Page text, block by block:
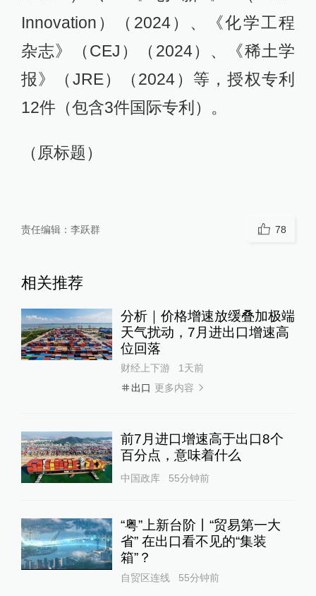
Innovation）（2024）、《化学工程
杂志》（CEJ）（2024）、《稀土学
报》（JRE）（2024）等，授权专利
12件（包含3件国际专利）。
（原标题）
责任编辑： 李跃群 78
相关推荐
分析｜价格增速放缓叠加极端
天气扰动，7月进出口增速高
位回落
财经上下游
1天前
出口 更多内容
前7月进口增速高于出口8个
百分点，意味着什么
中国政库 55分钟前
“粤”上新台阶丨“贸易第一大
省” 在出口看不见的“集装
箱”？
自贸区连线 55分钟前